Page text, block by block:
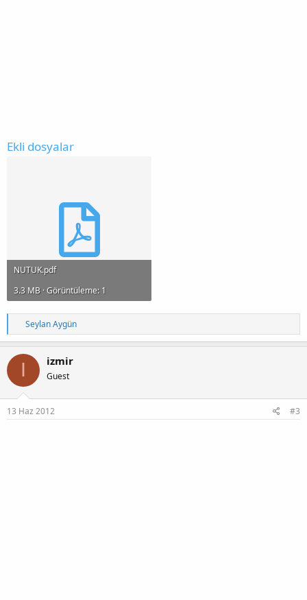
Ekli dosyalar
NUTUK.pdf
3.3 MB · Görüntüleme: 1
T
e
p
k
e
r
:
Seylan Aygün
I izmir
Guest
13 Haz 2012 #3